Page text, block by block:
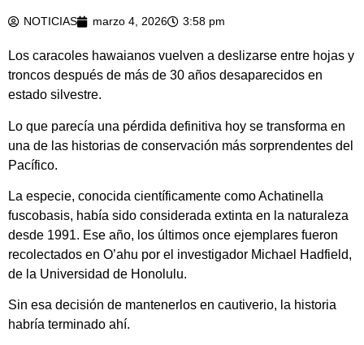
NOTICIAS marzo 4, 2026 3:58 pm
Los caracoles hawaianos vuelven a deslizarse entre hojas y
troncos después de más de 30 años desaparecidos en
estado silvestre.
Lo que parecía una pérdida definitiva hoy se transforma en
una de las historias de conservación más sorprendentes del
Pacífico.
La especie, conocida científicamente como Achatinella
fuscobasis, había sido considerada extinta en la naturaleza
desde 1991. Ese año, los últimos once ejemplares fueron
recolectados en O’ahu por el investigador Michael Hadfield,
de la Universidad de Honolulu.
Sin esa decisión de mantenerlos en cautiverio, la historia
habría terminado ahí.